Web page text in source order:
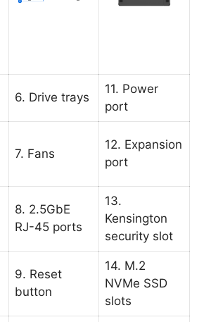
6. Drive trays
11. Power
port
7. Fans
12. Expansion
port
8. 2.5GbE
RJ-45 ports
13.
Kensington
security slot
9. Reset
button
14. M.2
NVMe SSD
slots